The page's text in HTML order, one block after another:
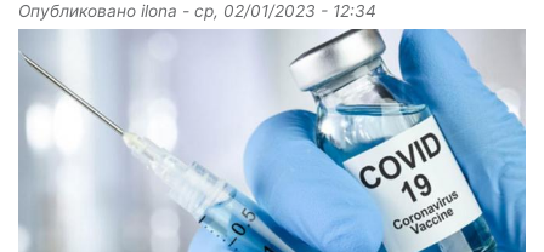
Опубликовано ilona - ср, 02/01/2023 - 12:34